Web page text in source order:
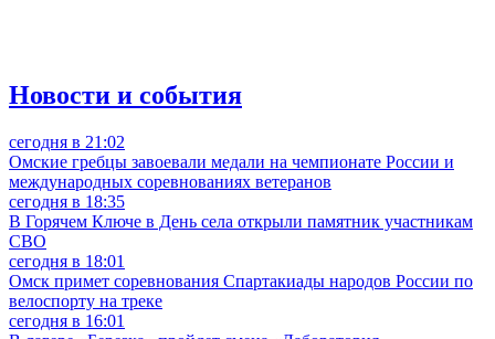
Новости и события
сегодня в 21:02
Омские гребцы завоевали медали на чемпионате России и
международных соревнованиях ветеранов
сегодня в 18:35
В Горячем Ключе в День села открыли памятник участникам
СВО
сегодня в 18:01
Омск примет соревнования Спартакиады народов России по
велоспорту на треке
сегодня в 16:01